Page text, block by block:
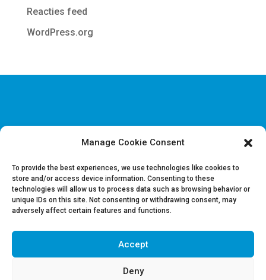
Manage Cookie Consent
To provide the best experiences, we use technologies like cookies to
store and/or access device information. Consenting to these
technologies will allow us to process data such as browsing behavior or
unique IDs on this site. Not consenting or withdrawing consent, may
adversely affect certain features and functions.
Accept
Deny
Reacties feed
WordPress.org
Disclaimer & Juridische Informatie
Vacatures
Contacteer ons